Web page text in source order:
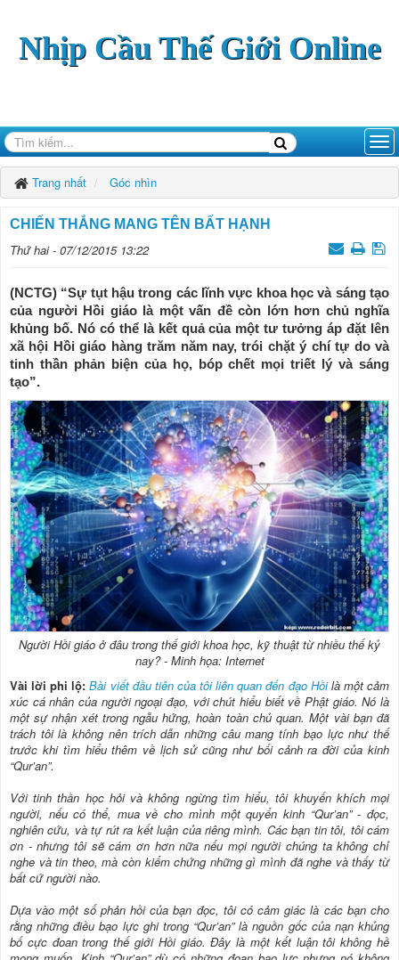
Nhịp Cầu Thế Giới Online
Trang nhất Góc nhìn
CHIẾN THẮNG MANG TÊN BẤT HẠNH
Thứ hai - 07/12/2015 13:22
(NCTG) “Sự tụt hậu trong các lĩnh vực khoa học và sáng tạo
của người Hồi giáo là một vấn đề còn lớn hơn chủ nghĩa
khủng bố. Nó có thể là kết quả của một tư tưởng áp đặt lên
xã hội Hồi giáo hàng trăm năm nay, trói chặt ý chí tự do và
tinh thần phản biện của họ, bóp chết mọi triết lý và sáng
tạo”.
Người Hồi giáo ở đâu trong thế giới khoa học, kỹ thuật từ nhiều thế kỷ
nay? - Minh họa: Internet
Vài lời phi lộ: Bài viết đầu tiên của tôi liên quan đến đạo Hồilà một cảm
xúc cá nhân của người ngoại đạo, với chút hiểu biết về Phật giáo. Nó là
một sự nhận xét trong ngẫu hứng, hoàn toàn chủ quan. Một vài bạn đã
trách tôi là không nên trích dẫn những câu mang tính bạo lực như thế
trước khi tìm hiểu thêm về lịch sử cũng như bối cảnh ra đời của kinh
“Qur’an”.
Với tinh thần học hỏi và không ngừng tìm hiểu, tôi khuyến khích mọi
người, nếu có thể, mua về cho mình một quyển kinh “Qur’an” - đọc,
nghiên cứu, và tự rút ra kết luận của riêng mình. Các bạn tin tôi, tôi cám
ơn - nhưng tôi sẽ cám ơn hơn nữa nếu mọi người chúng ta không chỉ
nghe và tin theo, mà còn kiểm chứng những gì mình đã nghe và thấy từ
bất cứ người nào.
Dựa vào một số phản hồi của bạn đọc, tôi có cảm giác là các bạn cho
rằng những điều bạo lực ghi trong “Qur’an” là nguồn gốc của nạn khủng
bố cực đoan trong thế giới Hồi giáo. Đây là một kết luận tôi không hề